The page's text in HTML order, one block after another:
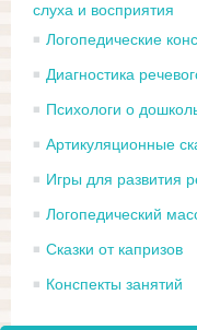
слуха и восприятия
Логопедические
Диагностика
Психологи о
Артикуляционные
Игры для развития
Логопедический
Сказки от капризов
Конспекты занятий